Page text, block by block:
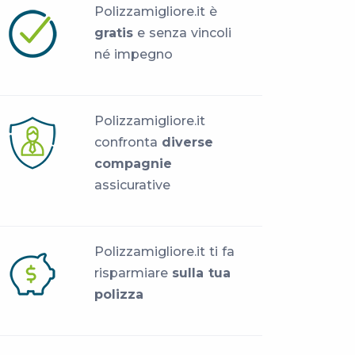
Polizzamigliore.it è
gratis e senza vincoli
né impegno
Polizzamigliore.it
confronta diverse
compagnie
assicurative
Polizzamigliore.it ti fa
risparmiare sulla tua
polizza